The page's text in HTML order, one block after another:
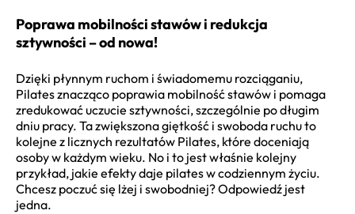
Poprawa mobilności stawów i redukcja
sztywności – od nowa!
Dzięki płynnym ruchom i świadomemu rozciąganiu,
Pilates znacząco poprawia mobilność stawów i pomaga
zredukować uczucie sztywności, szczególnie po długim
dniu pracy. Ta zwiększona giętkość i swoboda ruchu to
kolejne z licznych rezultatów Pilates, które doceniają
osoby w każdym wieku. No i to jest właśnie kolejny
przykład, jakie efekty daje pilates w codziennym życiu.
Chcesz poczuć się lżej i swobodniej? Odpowiedź jest
jedna.